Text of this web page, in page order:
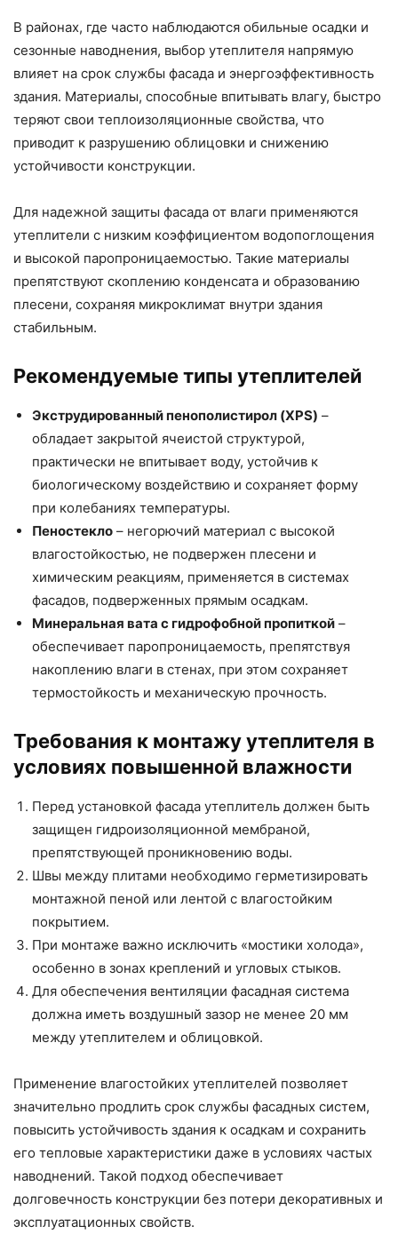
В районах, где часто наблюдаются обильные осадки и
сезонные наводнения, выбор утеплителя напрямую
влияет на срок службы фасада и энергоэффективность
здания. Материалы, способные впитывать влагу, быстро
теряют свои теплоизоляционные свойства, что
приводит к разрушению облицовки и снижению
устойчивости конструкции.
Для надежной защиты фасада от влаги применяются
утеплители с низким коэффициентом водопоглощения
и высокой паропроницаемостью. Такие материалы
препятствуют скоплению конденсата и образованию
плесени, сохраняя микроклимат внутри здания
стабильным.
Рекомендуемые типы утеплителей
Экструдированный пенополистирол (XPS) –
обладает закрытой ячеистой структурой,
практически не впитывает воду, устойчив к
биологическому воздействию и сохраняет форму
при колебаниях температуры.
Пеностекло – негорючий материал с высокой
влагостойкостью, не подвержен плесени и
химическим реакциям, применяется в системах
фасадов, подверженных прямым осадкам.
Минеральная вата с гидрофобной пропиткой –
обеспечивает паропроницаемость, препятствуя
накоплению влаги в стенах, при этом сохраняет
термостойкость и механическую прочность.
Требования к монтажу утеплителя в
условиях повышенной влажности
Перед установкой фасада утеплитель должен быть
защищен гидроизоляционной мембраной,
препятствующей проникновению воды.
Швы между плитами необходимо герметизировать
монтажной пеной или лентой с влагостойким
покрытием.
При монтаже важно исключить «мостики холода»,
особенно в зонах креплений и угловых стыков.
Для обеспечения вентиляции фасадная система
должна иметь воздушный зазор не менее 20 мм
между утеплителем и облицовкой.
Применение влагостойких утеплителей позволяет
значительно продлить срок службы фасадных систем,
повысить устойчивость здания к осадкам и сохранить
его тепловые характеристики даже в условиях частых
наводнений. Такой подход обеспечивает
долговечность конструкции без потери декоративных и
эксплуатационных свойств.